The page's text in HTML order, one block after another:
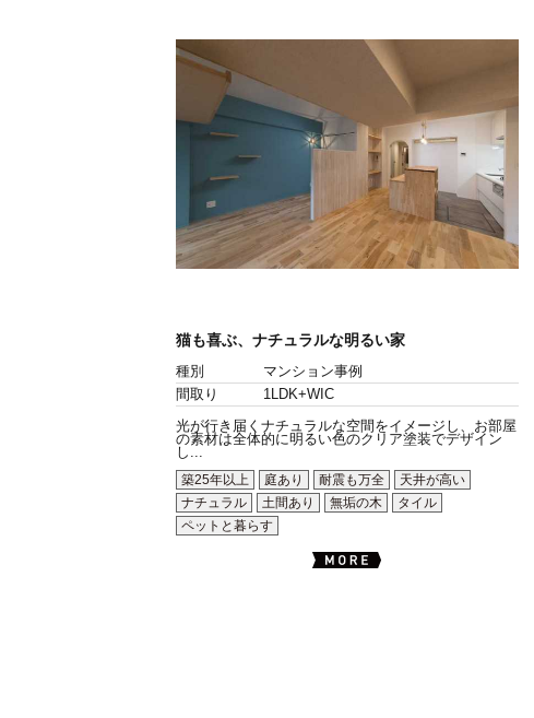
猫も喜ぶ、ナチュラルな明るい家
種別
マンション事例
間取り
1LDK+WIC
光が行き届くナチュラルな空間をイメージし、お部屋
の素材は全体的に明るい色のクリア塗装でデザイン
し...
築25年以上
庭あり 耐震も万全
天井が高い
ナチュラル
土間あり 無垢の木
タイル
ペットと暮らす